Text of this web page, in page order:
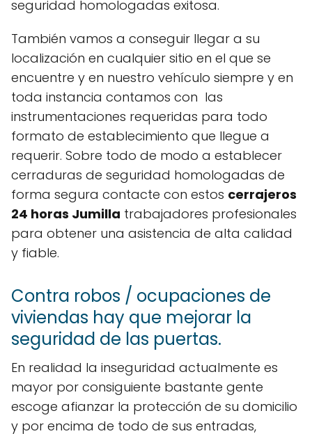
seguridad homologadas exitosa.
También vamos a conseguir llegar a su
localización en cualquier sitio en el que se
encuentre y en nuestro vehículo siempre y en
toda instancia contamos con las
instrumentaciones requeridas para todo
formato de establecimiento que llegue a
requerir. Sobre todo de modo a establecer
cerraduras de seguridad homologadas de
forma segura contacte con estos cerrajeros
24 horas Jumilla trabajadores profesionales
para obtener una asistencia de alta calidad
y fiable.
Contra robos / ocupaciones de
viviendas hay que mejorar la
seguridad de las puertas.
En realidad la inseguridad actualmente es
mayor por consiguiente bastante gente
escoge afianzar la protección de su domicilio
y por encima de todo de sus entradas,